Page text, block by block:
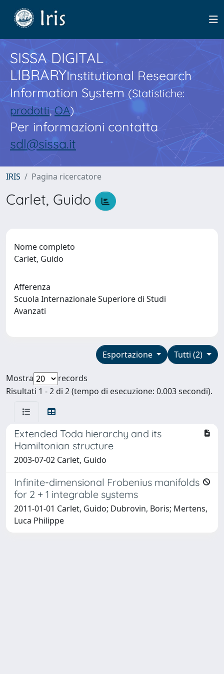
SISSA DIGITAL
LIBRARYInstitutional Research
Information System(Statistiche:
prodotti,OA)
Per informazioni contatta
sdl@sissa.it
IRIS Pagina ricercatore
Carlet, Guido
Nome completo
Carlet, Guido
Afferenza
Scuola Internazionale Superiore di Studi
Avanzati
Tutti (2)
Esportazione
Mostra
records
Risultati 1 - 2 di 2 (tempo di esecuzione: 0.003 secondi).
Extended Toda hierarchy and its
Hamiltonian structure
2003-07-02 Carlet, Guido
Infinite-dimensional Frobenius manifolds
for 2 + 1 integrable systems
2011-01-01 Carlet, Guido; Dubrovin, Boris; Mertens,
Luca Philippe